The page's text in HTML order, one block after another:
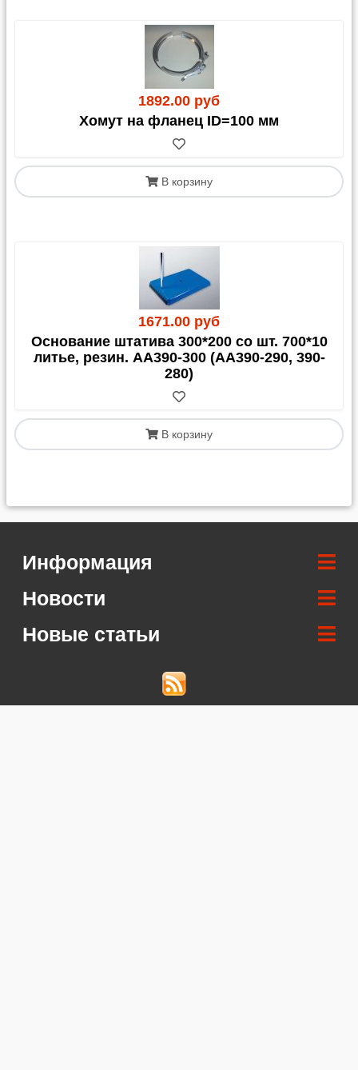
1892.00 руб
Хомут на фланец ID=100 мм
В корзину
1671.00 руб
Основание штатива 300*200 со шт. 700*10
литье, резин. AA390-300 (АА390-290, 390-
280)
В корзину
Информация
Новости
Новые статьи